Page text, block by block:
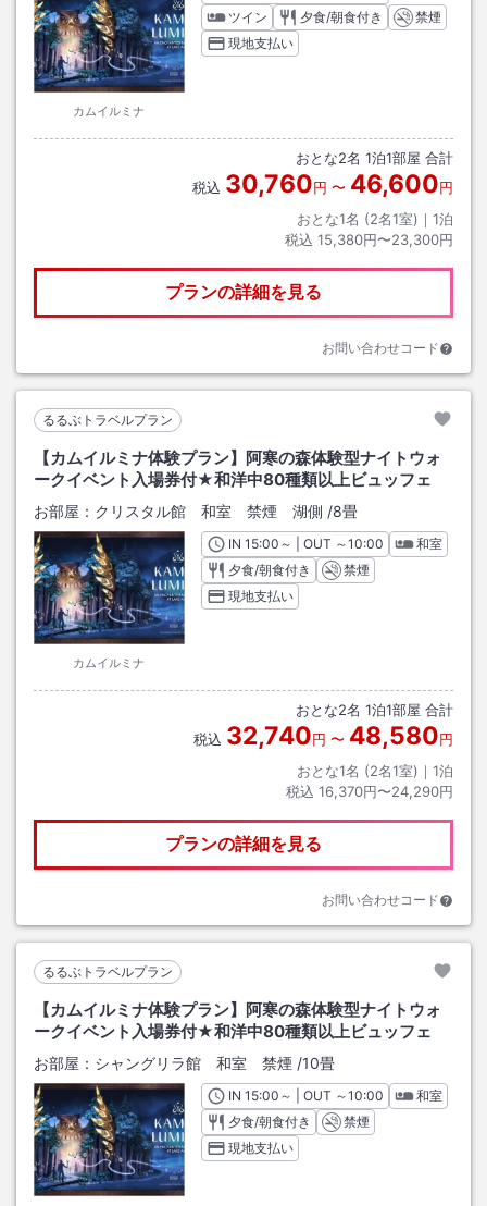
カムイルミナ
ツイン 夕食/朝食付き
禁煙
現地支払い
おとな2名 1泊1部屋 合計
税込 30,760円 〜 46,600円
おとな1名 (2名1室)｜ 1泊
税込 15,380円〜23,300円
プランの詳細を見る
お問い合わせコード
るるぶトラベルプラン
【カムイルミナ体験プラン】阿寒の森体験型ナイトウォ
ークイベント入場券付★和洋中80種類以上ビュッフェ
お部屋： クリスタル館 和室 禁煙 湖側 /8畳
カムイルミナ
INチェックイン
15:00 ～ | OUT チェックアウト
～10:00
和室
夕食/朝食付き
禁煙
現地支払い
おとな2名 1泊1部屋 合計
税込 32,740円 〜 48,580円
おとな1名 (2名1室)｜ 1泊
税込 16,370円〜24,290円
プランの詳細を見る
お問い合わせコード
るるぶトラベルプラン
【カムイルミナ体験プラン】阿寒の森体験型ナイトウォ
ークイベント入場券付★和洋中80種類以上ビュッフェ
お部屋： シャングリラ館 和室 禁煙 /10畳
INチェックイン
15:00 ～ | OUT チェックアウト
～10:00
和室
夕食/朝食付き
禁煙
現地支払い